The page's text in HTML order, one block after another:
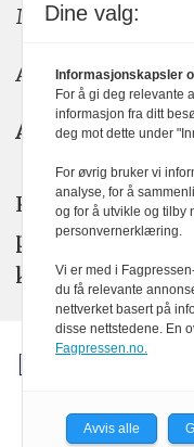
Meninger:
Annonse:
Abonnement:
KOM24
plakatens
kan du lese
Dine valg:
Informasjonskapsler
For å gi deg relevante
informasjon fra ditt
deg mot dette under
For øvrig bruker vi
analyse, for å
og for å utvikle og tilby
personvernerklæring.
Vi er med i
du få relevante
nettverket basert på
disse nettstedene. En
Fagpressen.no.
Avvis alle